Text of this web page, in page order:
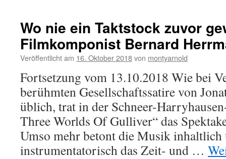
Wo nie ein Taktstock zuvor
Filmkomponist Bernard
Veröffentlicht am 16. Oktober 2018von montyarnold
Fortsetzung vom 13.10.2018 Wie bei
berühmten Gesellschaftssatire von
üblich, trat in der Schneer-
Three Worlds Of Gulliver“ das
Umso mehr betont die Musik inhaltlich
instrumentatorisch das Zeit- und …